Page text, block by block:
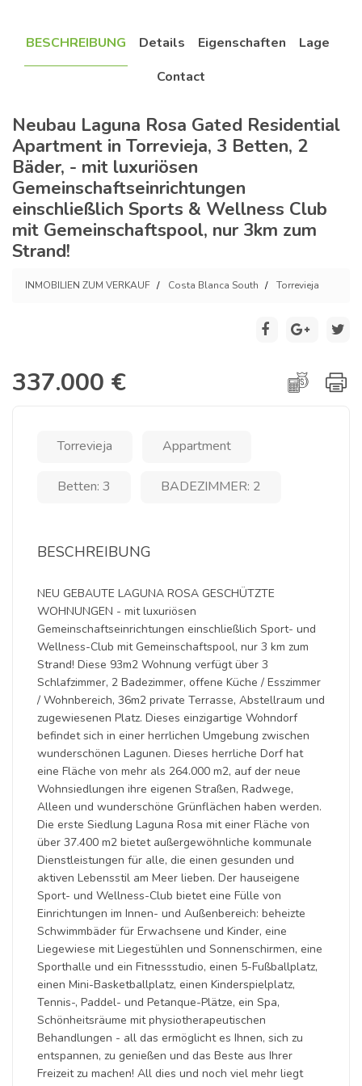
BESCHREIBUNG Details Eigenschaften
Lage
Contact
Neubau Laguna Rosa Gated Residential
Apartment in Torrevieja, 3 Betten, 2
Bäder, - mit luxuriösen
Gemeinschaftseinrichtungen
einschließlich Sports & Wellness Club
mit Gemeinschaftspool, nur 3km zum
Strand!
INMOBILIEN ZUM VERKAUF Costa Blanca South Torrevieja
337.000 €
Torrevieja Appartment
Betten: 3 BADEZIMMER: 2
BESCHREIBUNG
NEU GEBAUTE LAGUNA ROSA GESCHÜTZTE
WOHNUNGEN - mit luxuriösen
Gemeinschaftseinrichtungen einschließlich Sport- und
Wellness-Club mit Gemeinschaftspool, nur 3 km zum
Strand! Diese 93m2 Wohnung verfügt über 3
Schlafzimmer, 2 Badezimmer, offene Küche / Esszimmer
/ Wohnbereich, 36m2 private Terrasse, Abstellraum und
zugewiesenen Platz. Dieses einzigartige Wohndorf
befindet sich in einer herrlichen Umgebung zwischen
wunderschönen Lagunen. Dieses herrliche Dorf hat
eine Fläche von mehr als 264.000 m2, auf der neue
Wohnsiedlungen ihre eigenen Straßen, Radwege,
Alleen und wunderschöne Grünflächen haben werden.
Die erste Siedlung Laguna Rosa mit einer Fläche von
über 37.400 m2 bietet außergewöhnliche kommunale
Dienstleistungen für alle, die einen gesunden und
aktiven Lebensstil am Meer lieben. Der hauseigene
Sport- und Wellness-Club bietet eine Fülle von
Einrichtungen im Innen- und Außenbereich: beheizte
Schwimmbäder für Erwachsene und Kinder, eine
Liegewiese mit Liegestühlen und Sonnenschirmen, eine
Sporthalle und ein Fitnessstudio, einen 5-Fußballplatz,
einen Mini-Basketballplatz, einen Kinderspielplatz,
Tennis-, Paddel- und Petanque-Plätze, ein Spa,
Schönheitsräume mit physiotherapeutischen
Behandlungen - all das ermöglicht es Ihnen, sich zu
entspannen, zu genießen und das Beste aus Ihrer
Freizeit zu machen! All dies und noch viel mehr liegt